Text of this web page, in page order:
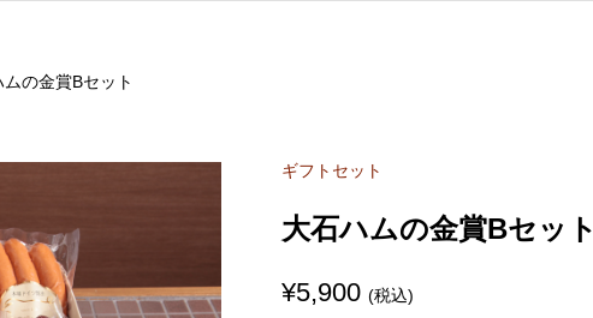
ムの金賞Bセット
ギフトセット
大石ハムの金賞Bセット
¥5,900 (税込)